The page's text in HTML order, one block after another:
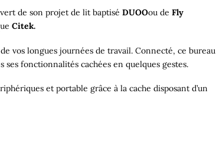
de son projet de lit baptisé DUOOou de Fly
Citek.
vos longues journées de travail. Connecté, ce bureau
fonctionnalités cachées en quelques gestes.
et portable grâce à la cache disposant d’un